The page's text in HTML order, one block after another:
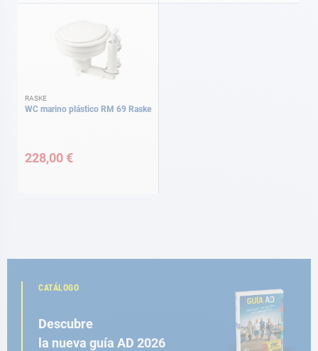
RASKE
WC marino plástico RM 69 Raske
228,00 €
CATÁLOGO
Descubre
la nueva guía AD 2026